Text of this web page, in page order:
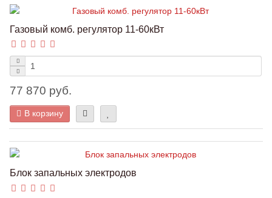
Газовый комб. регулятор 11-60кВт
77 870 руб.
В корзину
Блок запальных электродов